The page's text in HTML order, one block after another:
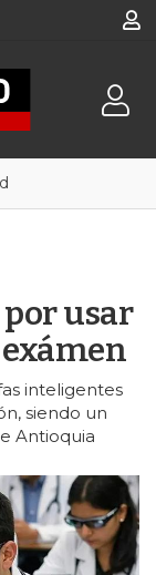
usar
inteligentes
siendo un
Antioquia